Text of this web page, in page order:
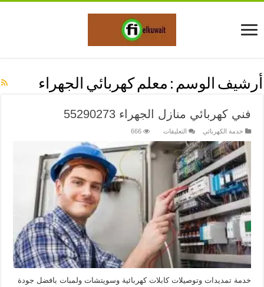
أرشيف الوسم : معلم كهربائي الجهراء
فني كهربائي منازل الجهراء 55290273
خدمة الكهربائي التعليقات
كهربائي
منازل
الجهراء
666
خدمة تمديدات وتوصيلات كابلات كهربائية وسويتشات ولمبات بافضل جودة